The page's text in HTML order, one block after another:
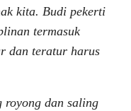
kita. Budi pekerti
termasuk
dan teratur harus
dan saling